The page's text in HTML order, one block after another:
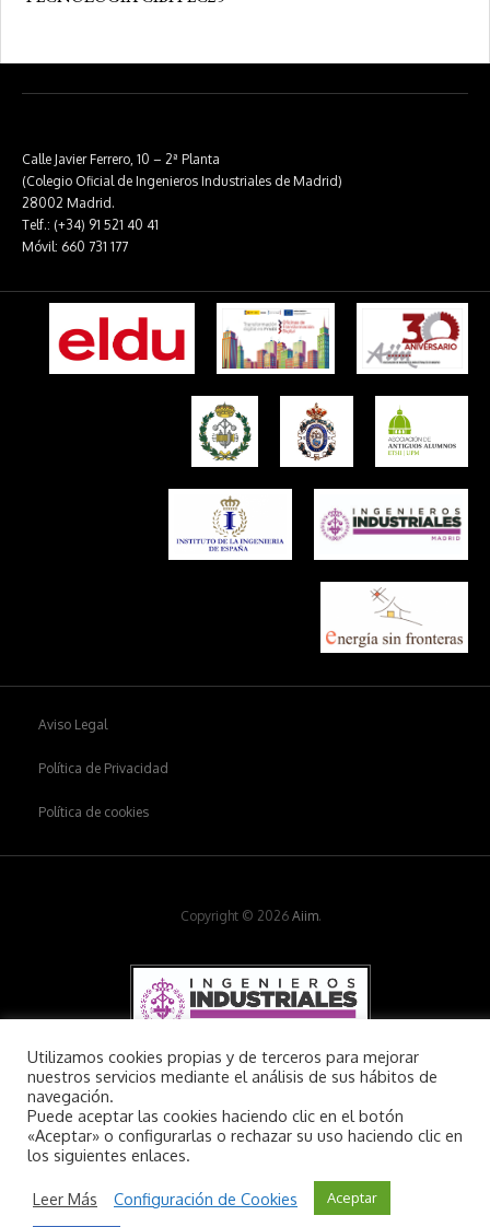
Calle Javier Ferrero, 10 – 2ª Planta
(Colegio Oficial de Ingenieros Industriales de Madrid)
28002 Madrid.
Telf.: (+34) 91 521 40 41
Móvil: 660 731 177
Aviso Legal
Política de Privacidad
Política de cookies
Copyright © 2026 Aiim.
Utilizamos cookies propias y de terceros para mejorar
nuestros servicios mediante el análisis de sus hábitos de
navegación.
Puede aceptar las cookies haciendo clic en el botón
«Aceptar» o configurarlas o rechazar su uso haciendo clic en
los siguientes enlaces.
Leer Más Configuración de Cookies Aceptar